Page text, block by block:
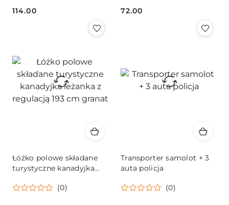
Cena:
114.00
Cena:
72.00
Łóżko polowe składane
turystyczne kanadyjka
cm granat
(0)
Transporter samolot + 3
auta policja
(0)